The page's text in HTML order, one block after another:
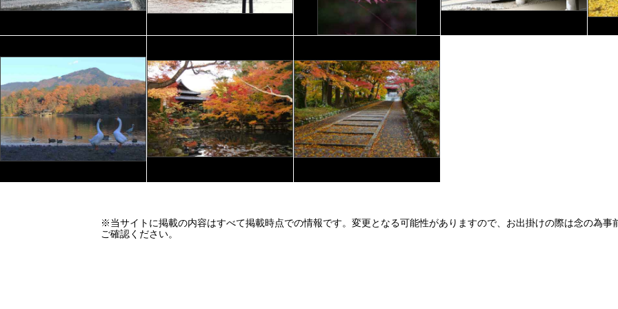
※当サイトに掲載の内容はすべて掲載時点での情報です。変更となる可能性がありますので、お出掛けの際は念の為事
ご確認ください。